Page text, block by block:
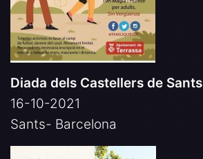
Diada dels Castellers de Sants
16-10-2021
Sants- Barcelona